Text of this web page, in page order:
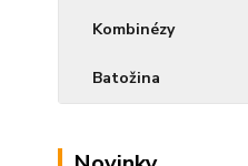
Kombinézy
Batožina